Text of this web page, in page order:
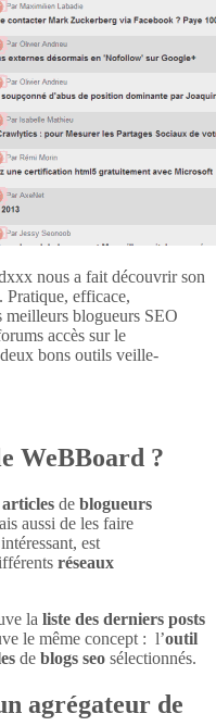
nous a fait découvrir son
efficace,
meilleurs blogueurs SEO
accès sur le
bons outils veille-
WeBBoard ?
articles de blogueurs
aussi de les faire
est
réseaux
la liste des derniers posts
le même concept : l’outil
de blogs seo sélectionnés.
agrégateur de